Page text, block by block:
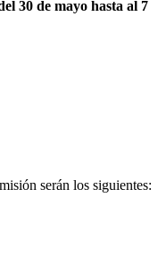
30 de mayo hasta al 7
serán los siguientes: